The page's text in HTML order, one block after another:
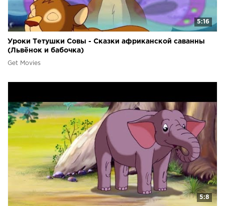
5:16
Уроки Тетушки Совы - Сказки африканской саванны
(Львёнок и бабочка)
Get Movies
5:8